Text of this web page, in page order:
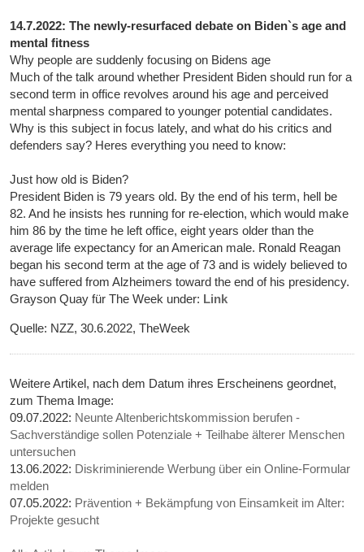
14.7.2022: The newly-resurfaced debate on Biden`s age and
mental fitness
Why people are suddenly focusing on Bidens age
Much of the talk around whether President Biden should run for a
second term in office revolves around his age and perceived
mental sharpness compared to younger potential candidates.
Why is this subject in focus lately, and what do his critics and
defenders say? Heres everything you need to know:
Just how old is Biden?
President Biden is 79 years old. By the end of his term, hell be
82. And he insists hes running for re-election, which would make
him 86 by the time he left office, eight years older than the
average life expectancy for an American male. Ronald Reagan
began his second term at the age of 73 and is widely believed to
have suffered from Alzheimers toward the end of his presidency.
Grayson Quay für The Week under: Link
Quelle: NZZ, 30.6.2022, TheWeek
Weitere Artikel, nach dem Datum ihres Erscheinens geordnet,
zum Thema Image:
09.07.2022: Neunte Altenberichtskommission berufen -
Sachverständige sollen Potenziale + Teilhabe älterer Menschen
untersuchen
13.06.2022: Diskriminierende Werbung über ein Online-Formular
melden
07.05.2022: Prävention + Bekämpfung von Einsamkeit im Alter:
Projekte gesucht